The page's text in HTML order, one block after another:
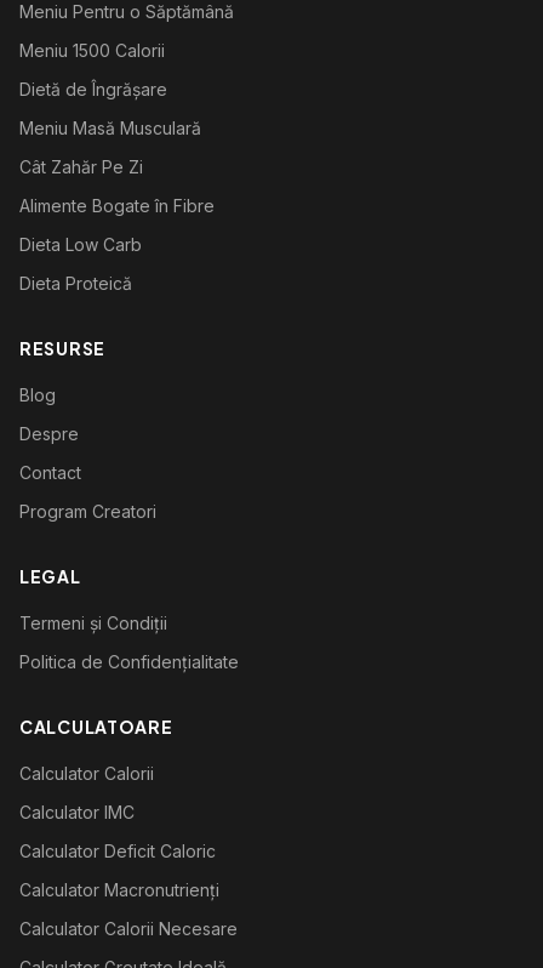
Meniu Pentru o Săptămână
Meniu 1500 Calorii
Dietă de Îngrășare
Meniu Masă Musculară
Cât Zahăr Pe Zi
Alimente Bogate în Fibre
Dieta Low Carb
Dieta Proteică
RESURSE
Blog
Despre
Contact
Program Creatori
LEGAL
Termeni și Condiții
Politica de Confidențialitate
CALCULATOARE
Calculator Calorii
Calculator IMC
Calculator Deficit Caloric
Calculator Macronutrienți
Calculator Calorii Necesare